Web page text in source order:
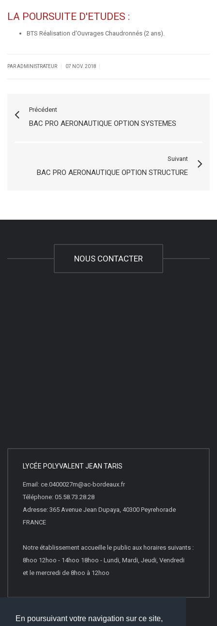
En poursuivant votre navigation sur ce site,
LA POURSUITE D'ETUDES :
BTS Réalisation d'Ouvrages Chaudronnés (2 ans).
PAR ADMINISTRATEUR 07 NOV. 2018
Précédent
BAC PRO AERONAUTIQUE OPTION SYSTEMES
Suivant
BAC PRO AERONAUTIQUE OPTION STRUCTURE
NOUS CONTACTER
LYCÉE POLYVALENT JEAN TARIS
Email: ce.0400027m@ac-bordeaux.fr
Téléphone: 05.58.73.28.28
Adresse: 365 Avenue Jean Dupaya, 40300 Peyrehorade
FRANCE
Notre établissement accueille le public aux horaires suivants :
8hoo 12hoo - 14hoo 18hoo - Lundi, Mardi, Jeudi, Vendredi
et le mercredi de 8hoo à 12hoo